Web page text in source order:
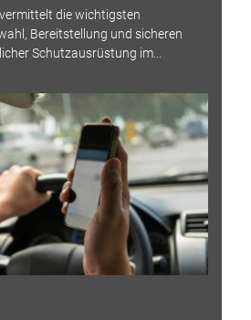
die wichtigsten
Bereitstellung und sicheren
Schutzausrüstung im...